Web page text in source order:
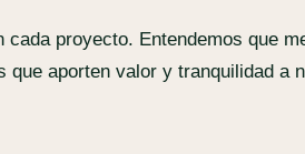
proyecto. Entendemos que
aporten valor y tranquilidad a